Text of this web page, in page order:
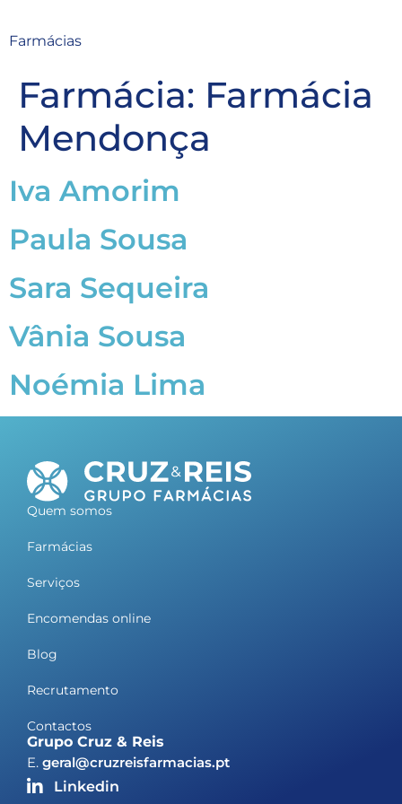
Farmácias
Farmácia: Farmácia
Mendonça
Iva Amorim
Paula Sousa
Sara Sequeira
Vânia Sousa
Noémia Lima
Quem somos
Farmácias
Serviços
Encomendas online
Blog
Recrutamento
Contactos
Grupo Cruz & Reis
E. geral@cruzreisfarmacias.pt
Linkedin